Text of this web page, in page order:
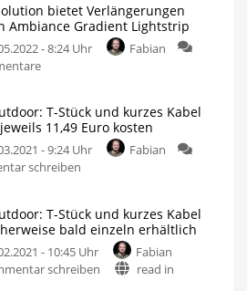
der
Woche:
Flackernde
Lampen
Vielseitige
mit
einer
bietet Verlängerungen
Ambiance Gradient Lightstrip
- 8:24 Uhr
Fabian
zu
bietet
Verlängerungen
für
den
Lightstrip
Mehr
beim
T-Stück und kurzes Kabel
11,49 Euro kosten
- 9:24 Uhr
Fabian
schreiben
T-
Stück
und
kurzes
T-Stück und kurzes Kabel
bald einzeln erhältlich
- 10:45 Uhr
Fabian
schreiben
zu
read in